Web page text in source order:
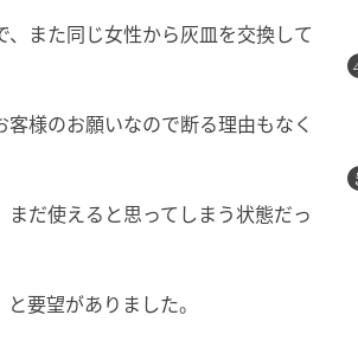
また同じ女性から灰皿を交換して
様のお願いなので断る理由もなく
だ使えると思ってしまう状態だっ
要望がありました。